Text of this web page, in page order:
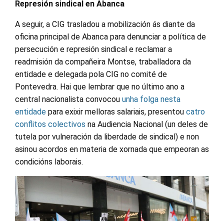
Represión sindical en Abanca
A seguir, a CIG trasladou a mobilización ás diante da
oficina principal de Abanca para denunciar a política de
persecución e represión sindical e reclamar a
readmisión da compañeira Montse, traballadora da
entidade e delegada pola CIG no comité de
Pontevedra. Hai que lembrar que no último ano a
central nacionalista convocou unha folga nesta
entidade para exixir melloras salariais, presentou catro
conflitos colectivos na Audiencia Nacional (un deles de
tutela por vulneración da liberdade de sindical) e non
asinou acordos en materia de xornada que empeoran as
condicións laborais.